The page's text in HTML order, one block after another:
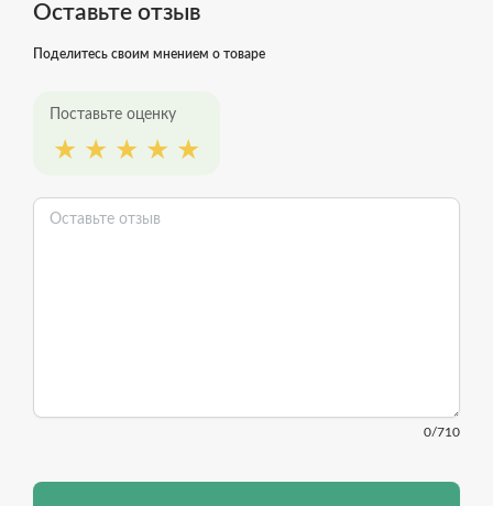
Оставьте отзыв
Поделитесь своим мнением о товаре
Поставьте оценку
0/710